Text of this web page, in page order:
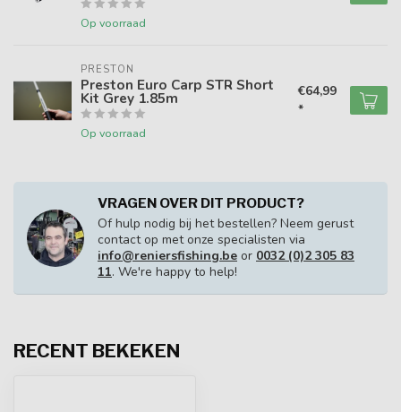
Op voorraad
PRESTON
Preston Euro Carp STR Short
Kit Grey 1.85m
Op voorraad
€64,99
*
VRAGEN OVER DIT PRODUCT?
Of hulp nodig bij het bestellen? Neem gerust
contact op met onze specialisten via
info@reniersfishing.be or 0032 (0)2 305 83
11. We're happy to help!
RECENT BEKEKEN